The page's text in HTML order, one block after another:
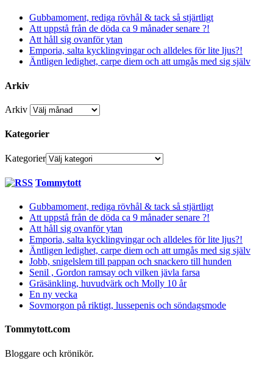
Gubbamoment, rediga rövhål & tack så stjärtligt
Att uppstå från de döda ca 9 månader senare ?!
Att håll sig ovanför ytan
Emporia, salta kycklingvingar och alldeles för lite ljus?!
Äntligen ledighet, carpe diem och att umgås med sig själv
Arkiv
Arkiv
Kategorier
Kategorier
Tommytott
Gubbamoment, rediga rövhål & tack så stjärtligt
Att uppstå från de döda ca 9 månader senare ?!
Att håll sig ovanför ytan
Emporia, salta kycklingvingar och alldeles för lite ljus?!
Äntligen ledighet, carpe diem och att umgås med sig själv
Jobb, snigelslem till pappan och snackero till hunden
Senil , Gordon ramsay och vilken jävla farsa
Gräsänkling, huvudvärk och Molly 10 år
En ny vecka
Sovmorgon på riktigt, lussepenis och söndagsmode
Tommytott.com
Bloggare och krönikör.